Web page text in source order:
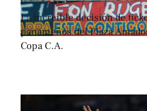
La increíble decisión de
panameños del Plaza
Copa C.A.